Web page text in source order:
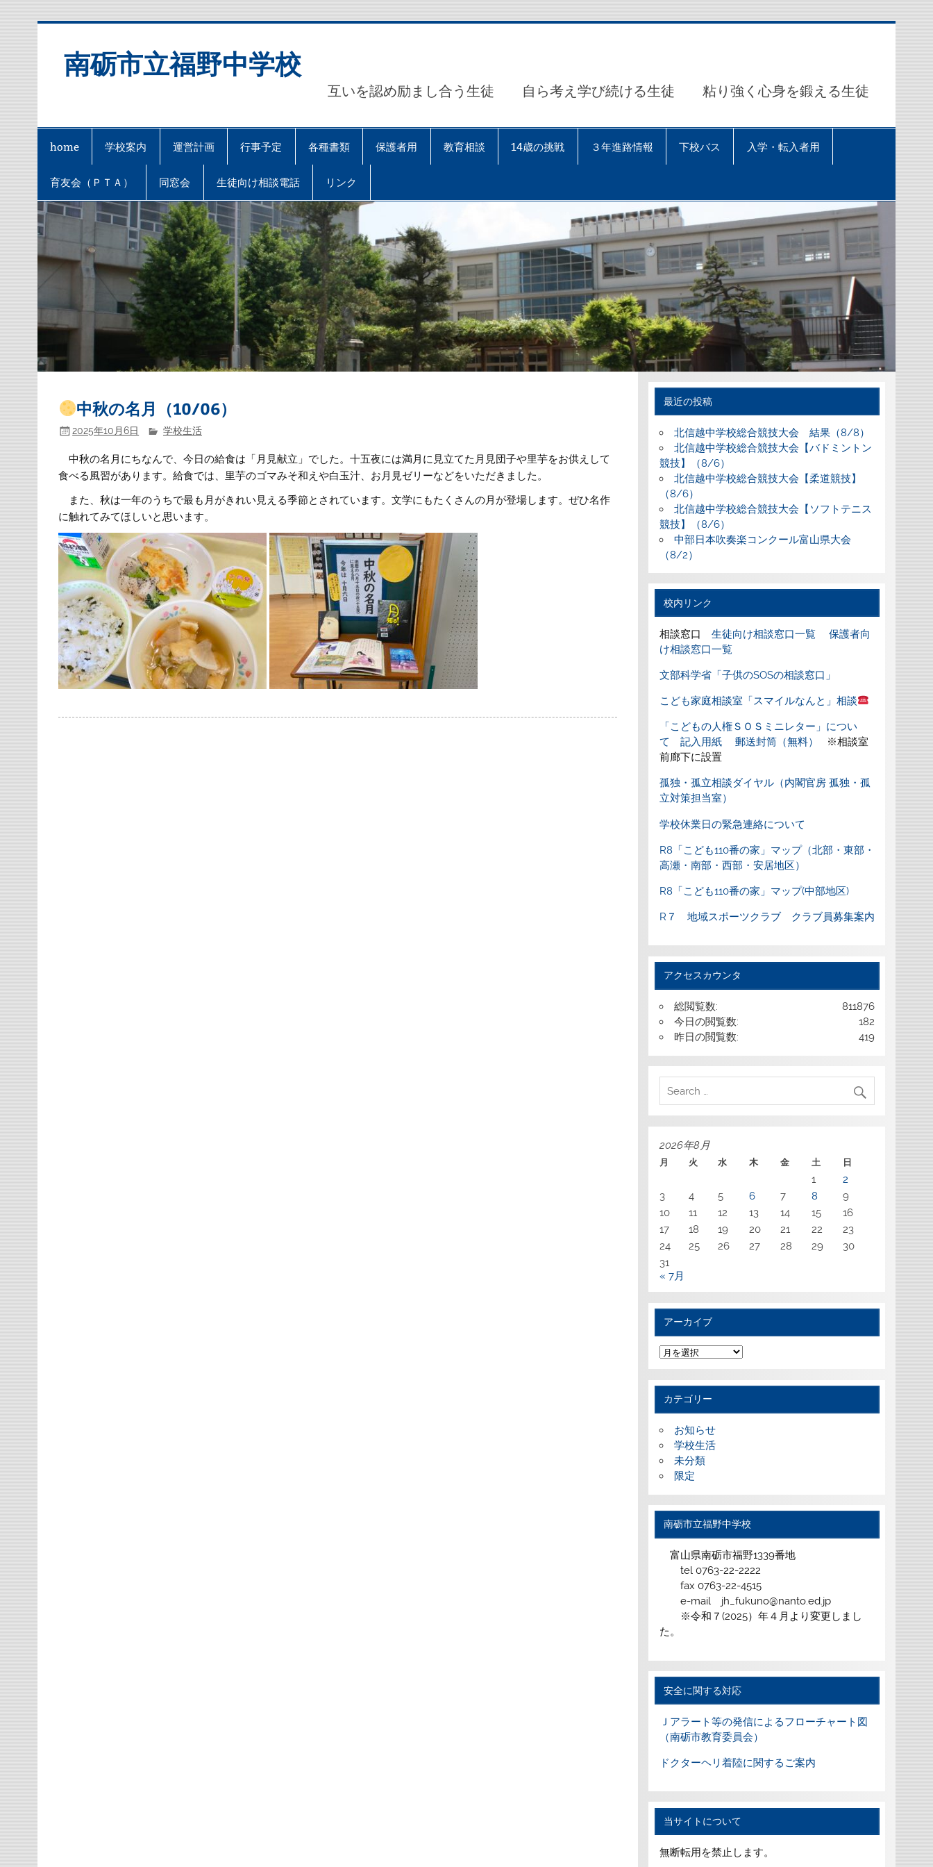
南砺市立福野中学校
互いを認め励まし合う生徒 自ら考え学び続ける生徒 粘り強く心身を鍛える生徒
home 学校案内 運営計画 行事予定 各種書類 保護者用 教育相談 14歳の挑戦 ３年進路情報 下校バス 入学・転入者用
育友会（ＰＴＡ） 同窓会 生徒向け相談電話 リンク
中秋の名月（10/06）
2025年10月6日 学校生活
中秋の名月にちなんで、今日の給食は「月見献立」でした。十五夜には満月に見立てた月見団子や里芋をお供えして
食べる風習があります。給食では、里芋のゴマみそ和えや白玉汁、お月見ゼリーなどをいただきました。
また、秋は一年のうちで最も月がきれい見える季節とされています。文学にもたくさんの月が登場します。ぜひ名作
に触れてみてほしいと思います。
最近の投稿
北信越中学校総合競技大会 結果（8/8）
北信越中学校総合競技大会【バドミントン
競技】（8/6）
北信越中学校総合競技大会【柔道競技】
（8/6）
北信越中学校総合競技大会【ソフトテニス
競技】（8/6）
中部日本吹奏楽コンクール富山県大会
（8/2）
校内リンク
相談窓口 生徒向け相談窓口一覧
保護者向
け相談窓口一覧
文部科学省「子供のSOSの相談窓口」
こども家庭相談室「スマイルなんと」相談
「こどもの人権ＳＯＳミニレター」につい
て
記入用紙 郵送封筒（無料）
※相談室
前廊下に設置
孤独・孤立相談ダイヤル（内閣官房 孤独・孤
立対策担当室）
学校休業日の緊急連絡について
R8「こども110番の家」マップ（北部・東部・
高瀬・南部・西部・安居地区）
R8「こども110番の家」マップ(中部地区)
R７ 地域スポーツクラブ クラブ員募集案内
アクセスカウンタ
811876
総閲覧数:
182
今日の閲覧数:
419
昨日の閲覧数:
2026年8月
月 火 水 木 金 土 日
1
2
3
4 5 6 7 8
9
10
11 12 13 14 15
16
17
18 19 20 21 22
23
24
25 26 27 28 29
30
31
« 7月
アーカイブ
ア
ー
カ
イ
カテゴリー
お知らせ
学校生活
未分類
限定
南砺市立福野中学校
富山県南砺市福野1339番地
tel 0763-22-2222
fax 0763-22-4515
e-mail jh_fukuno@nanto.ed.jp
※令和７(2025）年４月より変更しまし
た。
安全に関する対応
Ｊアラート等の発信によるフローチャート図
（南砺市教育委員会）
ドクターヘリ着陸に関するご案内
当サイトについて
無断転用を禁止します。